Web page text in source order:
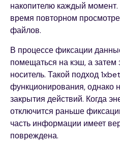
накопителю каждый
время повторном
файлов.
В процессе фиксации
помещаться на кэш, а затем
носитель. Такой подход
функционирования, однако
закрытия действий. Когда
отключится раньше
часть информации имеет
повреждена.